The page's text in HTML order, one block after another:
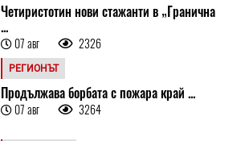
Четиристотин нови стажанти в „Гранична
...
07 авг 2326
РЕГИОНЪТ
Продължава борбата с пожара край ...
07 авг 3264